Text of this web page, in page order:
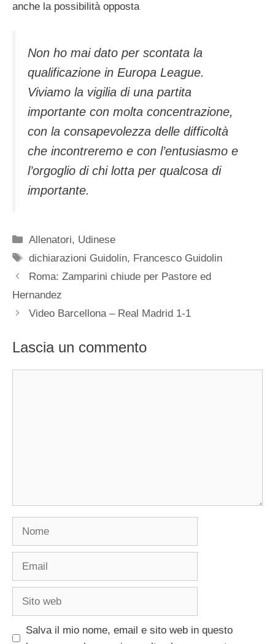
anche la possibilità opposta
Non ho mai dato per scontata la
qualificazione in Europa League.
Viviamo la vigilia di una partita
importante con molta concentrazione,
con la consapevolezza delle difficoltà
che incontreremo e con l’entusiasmo e
l’orgoglio di chi lotta per qualcosa di
importante.
Categorie
Allenatori, Udinese
Tag
dichiarazioni Guidolin, Francesco Guidolin
Roma: Zamparini chiude per Pastore ed
Hernandez
Video Barcellona – Real Madrid 1-1
Lascia un commento
Salva il mio nome, email e sito web in questo